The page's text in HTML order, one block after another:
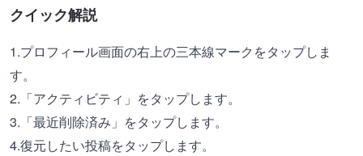
クイック解説
1.プロフィール画面の右上の三本線マークをタップしま
す。
2.「アクティビティ」をタップします。
3.「最近削除済み」をタップします。
4.復元したい投稿をタップします。